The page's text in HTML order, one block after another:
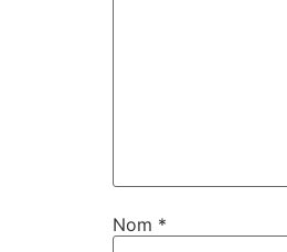
Nom *